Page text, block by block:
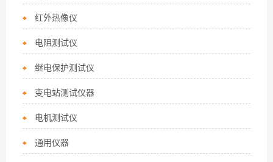
红外热像仪
电阻测试仪
继电保护测试仪
变电站测试仪器
电机测试仪
通用仪器